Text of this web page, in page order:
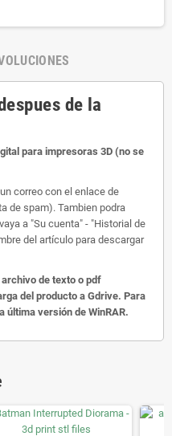
de la
para impresoras 3D (no se
correo con el enlace de
de spam). Tambien podra
a "Su cuenta" - "Historial de
del artículo para descargar
de texto o pdf
del producto a Gdrive. Para
última versión de WinRAR.